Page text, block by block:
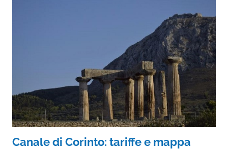
Canale di Corinto: tariffe e mappa